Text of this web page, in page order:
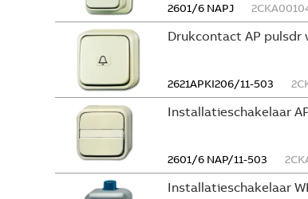
2601/6 NAPJ
Drukcontact AP pulsdr
2621APKI206/11-503
Installatieschakelaar
2601/6 NAP/11-503
Installatieschakelaar